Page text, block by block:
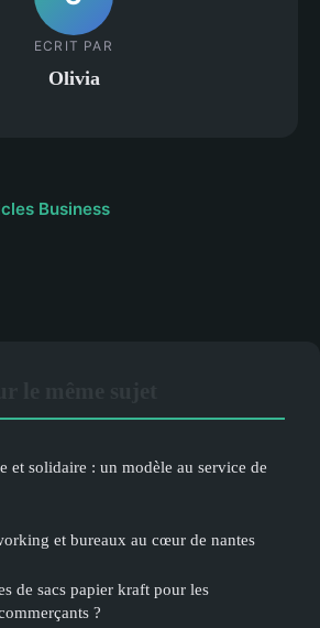
ECRIT PAR
Olivia
Business
et solidaire : un modèle au service de
et bureaux au cœur de nantes
de sacs papier kraft pour les
?